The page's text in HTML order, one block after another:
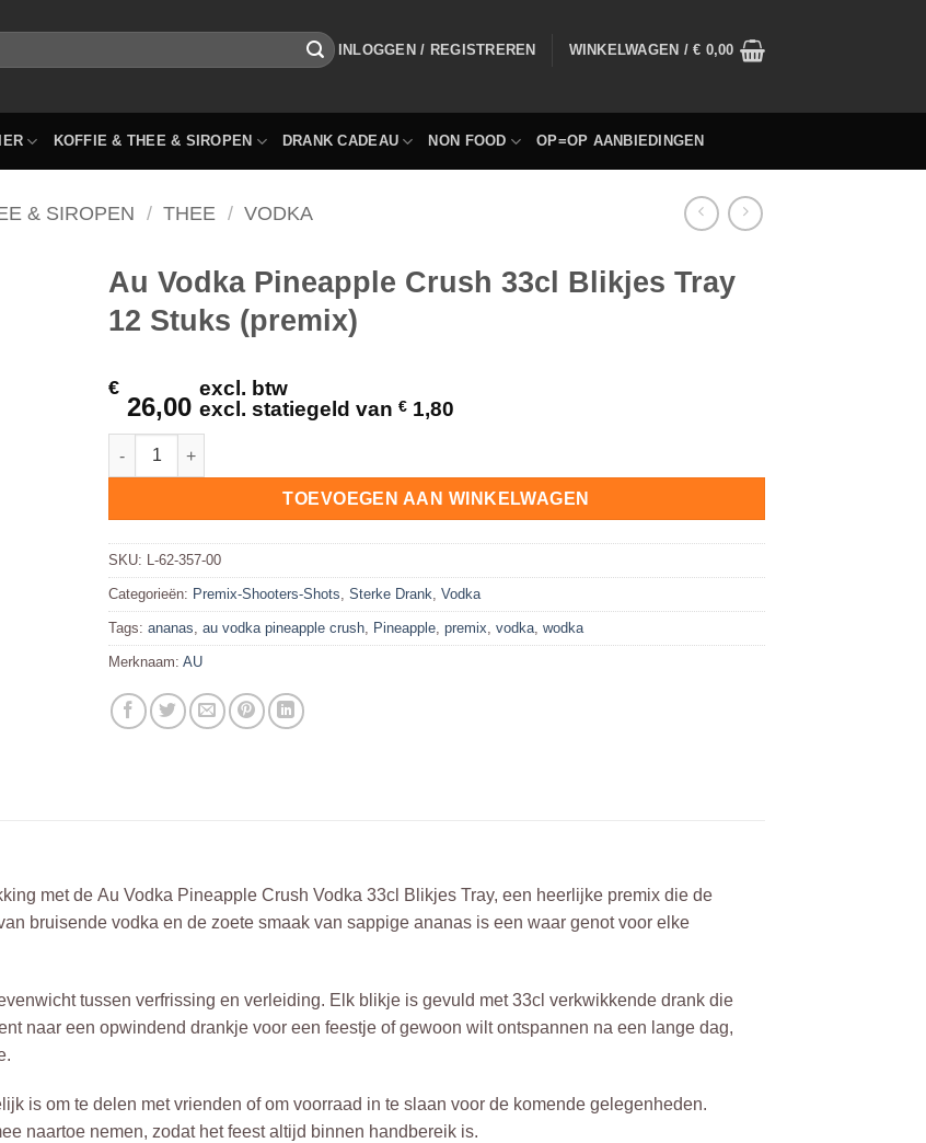
INLOGGEN / REGISTREREN WINKELWAGEN /€ 0,00
KOFFIE & THEE & SIROPEN DRANK CADEAU NON FOOD OP=OP AANBIEDINGEN
& SIROPEN / THEE / VODKA
Au Vodka Pineapple Crush 33cl Blikjes Tray
12 Stuks (premix)
€
26,00
excl. btw
excl. statiegeld van € 1,80
Au Vodka Pineapple Crush 33cl Blikjes Tray 12 Stuks (premix) hoeveelheid
TOEVOEGEN AAN WINKELWAGEN
SKU: L-62-357-00
Categorieën: Premix-Shooters-Shots Sterke Drank Vodka
Tags: ananas au vodka pineapple crush Pineapple premix vodka wodka
Merknaam: AU
met de Au Vodka Pineapple Crush Vodka 33cl Blikjes Tray, een heerlijke premix die de
bruisende vodka en de zoete smaak van sappige ananas is een waar genot voor elke
tussen verfrissing en verleiding. Elk blikje is gevuld met 33cl verkwikkende drank die
naar een opwindend drankje voor een feestje of gewoon wilt ontspannen na een lange dag,
is om te delen met vrienden of om voorraad in te slaan voor de komende gelegenheden.
naartoe nemen, zodat het feest altijd binnen handbereik is.